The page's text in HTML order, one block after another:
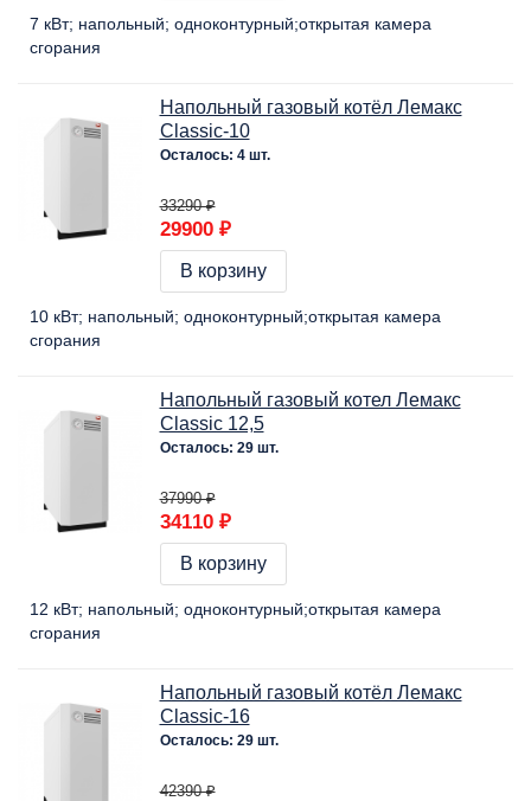
7 кВт напольный одноконтурный открытая камера
сгорания
Напольный газовый котёл Лемакс
Classic-10
Осталось: 4 шт.
33290 ₽
29900 ₽
В корзину
10 кВт напольный одноконтурный открытая камера
сгорания
Напольный газовый котел Лемакс
Classic 12,5
Осталось: 29 шт.
37990 ₽
34110 ₽
В корзину
12 кВт напольный одноконтурный открытая камера
сгорания
Напольный газовый котёл Лемакс
Classic-16
Осталось: 29 шт.
42390 ₽